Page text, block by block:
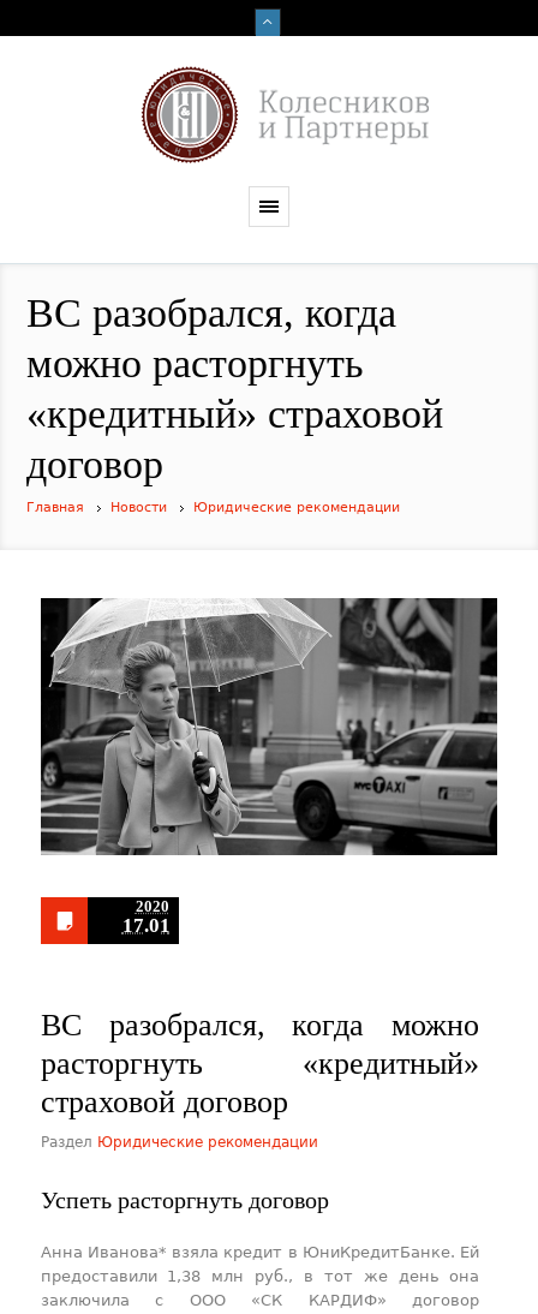
ВС разобрался, когда
можно расторгнуть
«кредитный» страховой
договор
Главная Новости Юридические рекомендации
2020
17.01
ВС разобрался, когда можно
расторгнуть «кредитный»
страховой договор
Раздел Юридические рекомендации
Успеть расторгнуть договор
Анна Иванова* взяла кредит в ЮниКредитБанке. Ей
предоставили 1,38 млн руб., в тот же день она
заключила с ООО «СК КАРДИФ» договор